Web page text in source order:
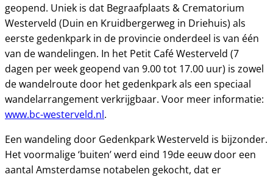
geopend. Uniek is dat Begraafplaats & Crematorium
Westerveld (Duin en Kruidbergerweg in Driehuis) als
eerste gedenkpark in de provincie onderdeel is van één
van de wandelingen. In het Petit Café Westerveld (7
dagen per week geopend van 9.00 tot 17.00 uur) is zowel
de wandelroute door het gedenkpark als een speciaal
wandelarrangement verkrijgbaar. Voor meer informatie:
www.bc-westerveld.nl.
Een wandeling door Gedenkpark Westerveld is bijzonder.
Het voormalige ‘buiten’ werd eind 19de eeuw door een
aantal Amsterdamse notabelen gekocht, dat er